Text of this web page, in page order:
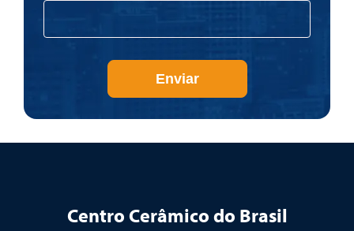
Enviar
Centro Cerâmico do Brasil